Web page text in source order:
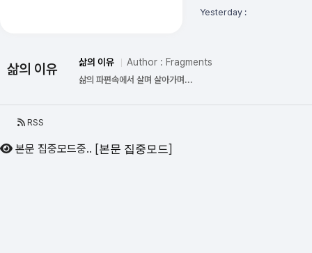
Yesterday :
삶의 이유 삶의 이유 Author : Fragments
삶의 파편속에서 살며 살아가며...
RSS
본문 집중모드중.. [본문 집중모드]